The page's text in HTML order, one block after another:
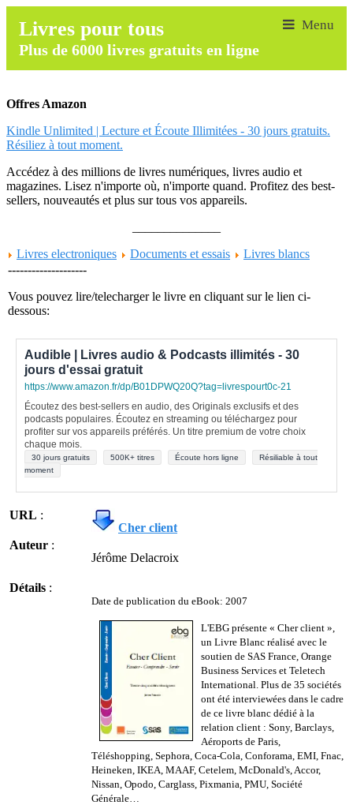
Livres pour tous
Plus de 6000 livres gratuits en ligne
Offres Amazon
Kindle Unlimited | Lecture et Écoute Illimitées - 30 jours gratuits.
Résiliez à tout moment.
Accédez à des millions de livres numériques, livres audio et
magazines. Lisez n'importe où, n'importe quand. Profitez des best-
sellers, nouveautés et plus sur tous vos appareils.
Livres electroniques
Documents et essais
Livres blancs
--------------------
Vous pouvez lire/telecharger le livre en cliquant sur le lien ci-
dessous:
Audible | Livres audio & Podcasts illimités - 30
jours d'essai gratuit
https://www.amazon.fr/dp/B01DPWQ20Q?tag=livrespourt0c-21
Écoutez des best-sellers en audio, des Originals exclusifs et des
podcasts populaires. Écoutez en streaming ou téléchargez pour
profiter sur vos appareils préférés. Un titre premium de votre choix
chaque mois.
30 jours gratuits 500K+ titres Écoute hors ligne
Résiliable à tout
moment
URL :
Cher client
Auteur :
Jérôme Delacroix
Détails :
Date de publication du eBook: 2007
L'EBG présente « Cher client »,
un Livre Blanc réalisé avec le
soutien de SAS France, Orange
Business Services et Teletech
International. Plus de 35 sociétés
ont été interviewées dans le cadre
de ce livre blanc dédié à la
relation client : Sony, Barclays,
Aéroports de Paris,
Téléshopping, Sephora, Coca-Cola, Conforama, EMI, Fnac,
Heineken, IKEA, MAAF, Cetelem, McDonald's, Accor,
Nissan, Opodo, Carglass, Pixmania, PMU, Société
Générale…